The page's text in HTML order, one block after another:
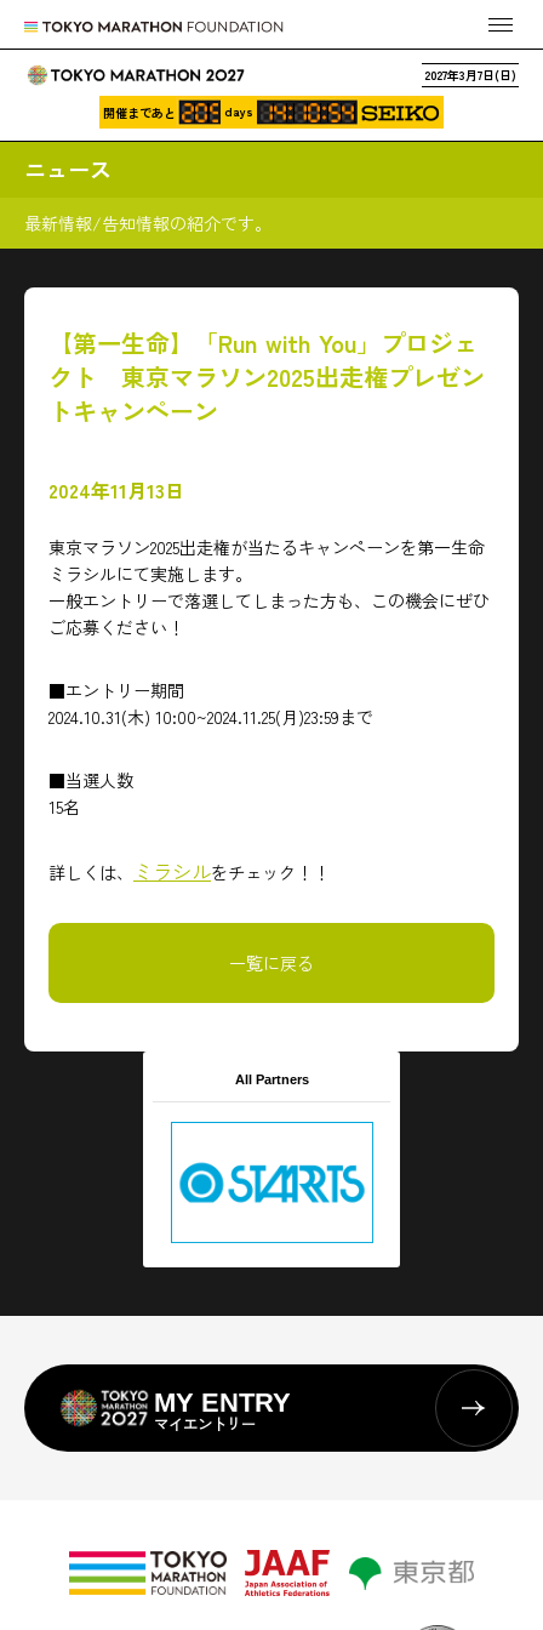
2027年3月7日(日)
開催まであと days
ニュース
最新情報/告知情報の紹介です。
【第一生命】「Run with You」プロジェ
クト 東京マラソン2025出走権プレゼン
トキャンペーン
2024年11月13日
東京マラソン2025出走権が当たるキャンペーンを第一生命
ミラシルにて実施します。
一般エントリーで落選してしまった方も、この機会にぜひ
ご応募ください！
■エントリー期間
2024.10.31(木) 10:00~2024.11.25(月)23:59まで
■当選人数
15名
詳しくは、 ミラシルをチェック！！
一覧に戻る
All Partners
MY ENTRY
マイエントリー